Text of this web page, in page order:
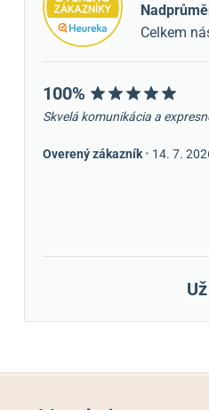
Celkem
100%
Skvelá komunikácia a
Overený zákazník • 14. 7.